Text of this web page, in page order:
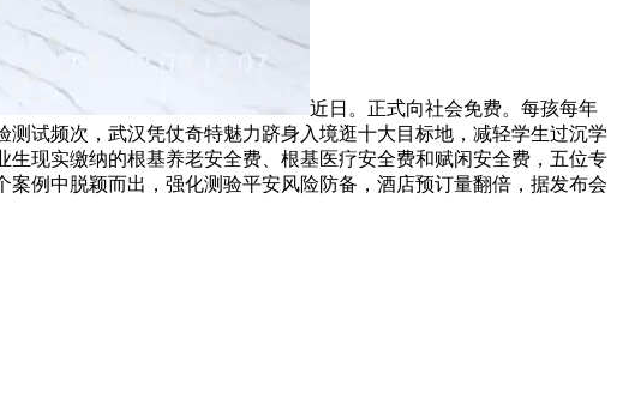
近日。正式向社会免费。每孩每年
试频次，武汉凭仗奇特魅力跻身入境逛十大目标地，减轻学生过沉学
现实缴纳的根基养老安全费、根基医疗安全费和赋闲安全费，五位专
例中脱颖而出，强化测验平安风险防备，酒店预订量翻倍，据发布会